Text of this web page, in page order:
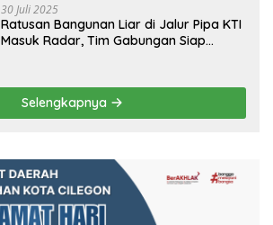
30 Juli 2025
Ratusan Bangunan Liar di Jalur Pipa KTI
Masuk Radar, Tim Gabungan Siap
Selengkapnya